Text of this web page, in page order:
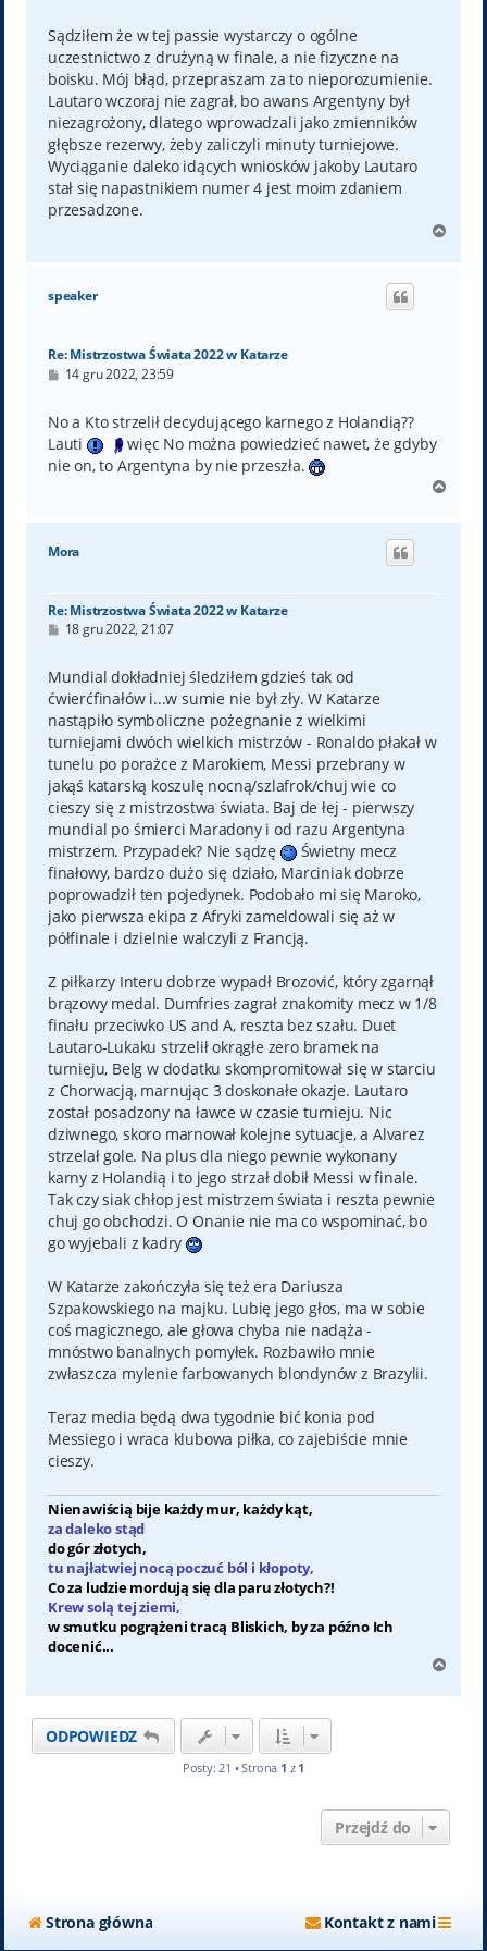
t
Sądziłem że w tej passie wystarczy o ogólne
uczestnictwo z drużyną w finale, a nie fizyczne na
boisku. Mój błąd, przepraszam za to nieporozumienie.
Lautaro wczoraj nie zagrał, bo awans Argentyny był
niezagrożony, dlatego wprowadzali jako zmienników
głębsze rezerwy, żeby zaliczyli minuty turniejowe.
Wyciąganie daleko idących wniosków jakoby Lautaro
stał się napastnikiem numer 4 jest moim zdaniem
przesadzone.
g
speaker
Re: Mistrzostwa Świata 2022 w Katarze
P
t
14 gru 2022, 23:59
No a Kto strzelił decydującego karnego z Holandią??
Lauti
więc No można powiedzieć nawet, że gdyby
nie on, to Argentyna by nie przeszła.
g
Mora
Re: Mistrzostwa Świata 2022 w Katarze
P
t
18 gru 2022, 21:07
Mundial dokładniej śledziłem gdzieś tak od
ćwierćfinałów i...w sumie nie był zły. W Katarze
nastąpiło symboliczne pożegnanie z wielkimi
turniejami dwóch wielkich mistrzów - Ronaldo płakał w
tunelu po porażce z Marokiem, Messi przebrany w
jakąś katarską koszulę nocną/szlafrok/chuj wie co
cieszy się z mistrzostwa świata. Baj de łej - pierwszy
mundial po śmierci Maradony i od razu Argentyna
mistrzem. Przypadek? Nie sądzę
Świetny mecz
finałowy, bardzo dużo się działo, Marciniak dobrze
poprowadził ten pojedynek. Podobało mi się Maroko,
jako pierwsza ekipa z Afryki zameldowali się aż w
półfinale i dzielnie walczyli z Francją.
Z piłkarzy Interu dobrze wypadł Brozović, który zgarnął
brązowy medal. Dumfries zagrał znakomity mecz w 1/8
finału przeciwko US and A, reszta bez szału. Duet
Lautaro-Lukaku strzelił okrągłe zero bramek na
turnieju, Belg w dodatku skompromitował się w starciu
z Chorwacją, marnując 3 doskonałe okazje. Lautaro
został posadzony na ławce w czasie turnieju. Nic
dziwnego, skoro marnował kolejne sytuacje, a Alvarez
strzelał gole. Na plus dla niego pewnie wykonany
karny z Holandią i to jego strzał dobił Messi w finale.
Tak czy siak chłop jest mistrzem świata i reszta pewnie
chuj go obchodzi. O Onanie nie ma co wspominać, bo
go wyjebali z kadry
W Katarze zakończyła się też era Dariusza
Szpakowskiego na majku. Lubię jego głos, ma w sobie
coś magicznego, ale głowa chyba nie nadąża -
mnóstwo banalnych pomyłek. Rozbawiło mnie
zwłaszcza mylenie farbowanych blondynów z Brazylii.
Teraz media będą dwa tygodnie bić konia pod
Messiego i wraca klubowa piłka, co zajebiście mnie
cieszy.
Nienawiścią bije każdy mur, każdy kąt,
za daleko stąd
do gór złotych,
tu najłatwiej nocą poczuć ból i kłopoty,
Co za ludzie mordują się dla paru złotych?!
Krew solą tej ziemi,
w smutku pogrążeni tracą Bliskich, by za późno Ich
docenić...
g
ODPOWIEDZ
Posty: 21 • Strona 1 z 1
Przejdź do
Strona główna Kontakt z nami